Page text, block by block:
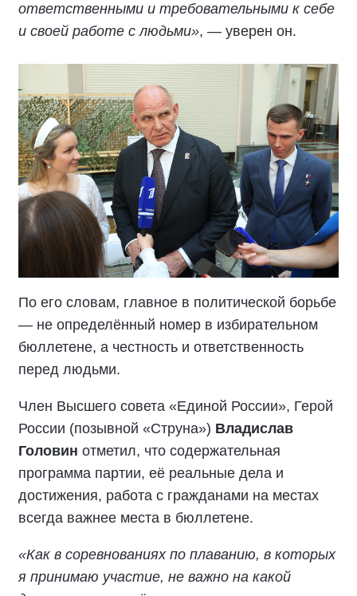
ответственными и требовательными к себе
и своей работе с людьми», — уверен он.
По его словам, главное в политической борьбе
— не определённый номер в избирательном
бюллетене, а честность и ответственность
перед людьми.
Член Высшего совета «Единой России», Герой
России (позывной «Струна») Владислав
Головин отметил, что содержательная
программа партии, её реальные дела и
достижения, работа с гражданами на местах
всегда важнее места в бюллетене.
«Как в соревнованиях по плаванию, в которых
я принимаю участие, не важно на какой